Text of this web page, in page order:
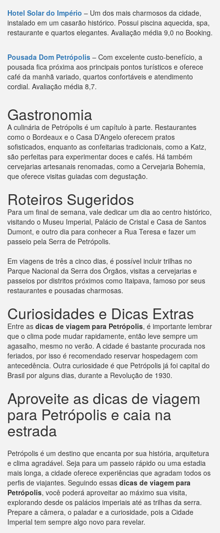
Hotel Solar do Império – Um dos mais charmosos da cidade,
instalado em um casarão histórico. Possui piscina aquecida, spa,
restaurante e quartos elegantes. Avaliação média 9,0 no Booking.
Pousada Dom Petrópolis – Com excelente custo-benefício, a
pousada fica próxima aos principais pontos turísticos e oferece
café da manhã variado, quartos confortáveis e atendimento
cordial. Avaliação média 8,7.
Gastronomia
A culinária de Petrópolis é um capítulo à parte. Restaurantes
como o Bordeaux e o Casa D’Angelo oferecem pratos
sofisticados, enquanto as confeitarias tradicionais, como a Katz,
são perfeitas para experimentar doces e cafés. Há também
cervejarias artesanais renomadas, como a Cervejaria Bohemia,
que oferece visitas guiadas com degustação.
Roteiros Sugeridos
Para um final de semana, vale dedicar um dia ao centro histórico,
visitando o Museu Imperial, Palácio de Cristal e Casa de Santos
Dumont, e outro dia para conhecer a Rua Teresa e fazer um
passeio pela Serra de Petrópolis.
Em viagens de três a cinco dias, é possível incluir trilhas no
Parque Nacional da Serra dos Órgãos, visitas a cervejarias e
passeios por distritos próximos como Itaipava, famoso por seus
restaurantes e pousadas charmosas.
Curiosidades e Dicas Extras
Entre as dicas de viagem para Petrópolis, é importante lembrar
que o clima pode mudar rapidamente, então leve sempre um
agasalho, mesmo no verão. A cidade é bastante procurada nos
feriados, por isso é recomendado reservar hospedagem com
antecedência. Outra curiosidade é que Petrópolis já foi capital do
Brasil por alguns dias, durante a Revolução de 1930.
Aproveite as dicas de viagem
para Petrópolis e caia na
estrada
Petrópolis é um destino que encanta por sua história, arquitetura
e clima agradável. Seja para um passeio rápido ou uma estadia
mais longa, a cidade oferece experiências que agradam todos os
perfis de viajantes. Seguindo essas dicas de viagem para
Petrópolis, você poderá aproveitar ao máximo sua visita,
explorando desde os palácios imperiais até as trilhas da serra.
Prepare a câmera, o paladar e a curiosidade, pois a Cidade
Imperial tem sempre algo novo para revelar.